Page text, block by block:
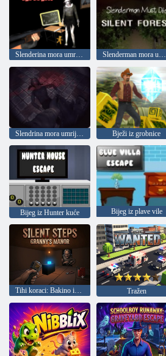
Slenderina mora umrijeti: Škola Slenderman mora umrijeti: tiha šuma
Slendrina mora umrijeti: Celar Bježi iz grobnice
Bijeg iz Hunter kuće Bijeg iz plave vile
Tihi koraci: Bakino imanje Tražen